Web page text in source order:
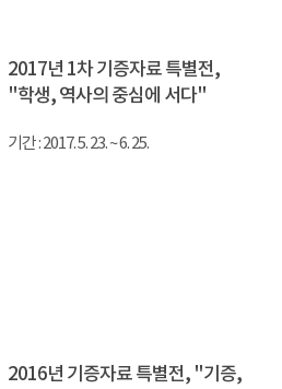
2017년 1차 기증자료 특별전,
"학생, 역사의 중심에 서다"
기간 : 2017. 5. 23. ~ 6. 25.
2016년 기증자료 특별전, "기증,